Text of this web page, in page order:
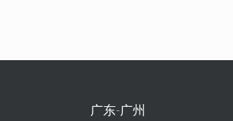
广东-广州